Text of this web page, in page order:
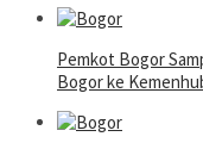
Pemkot Bogor
Bogor ke